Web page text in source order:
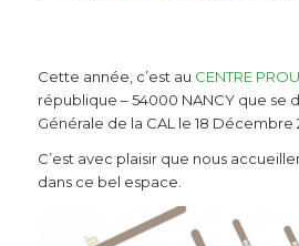
Cette année, c’est au CENTRE
république – 54000 NANCY que se
Générale de la CAL le 18 Décembre
C’est avec plaisir que nous
dans ce bel espace.